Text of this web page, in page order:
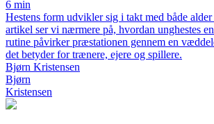
6 min
Hestens form udvikler sig i takt med både
artikel ser vi nærmere på, hvordan unghestes
rutine påvirker præstationen gennem en
det betyder for trænere, ejere og spillere.
Bjørn Kristensen
Bjørn
Kristensen